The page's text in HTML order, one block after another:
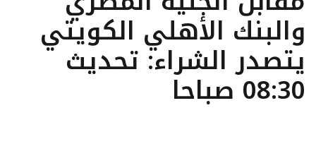
والبنك الأهلي الكويتي
يتصدر الشراء: تحديث
08:30 صباحا